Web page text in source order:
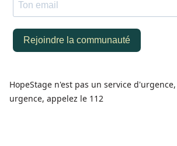
HopeStage n'est pas un service
urgence, appelez le 112